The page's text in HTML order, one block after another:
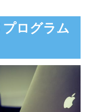
ログラム